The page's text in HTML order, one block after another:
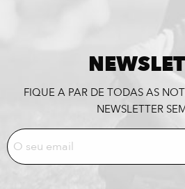
FIQUE A PAR DE TODAS AS
NEWSLETTER